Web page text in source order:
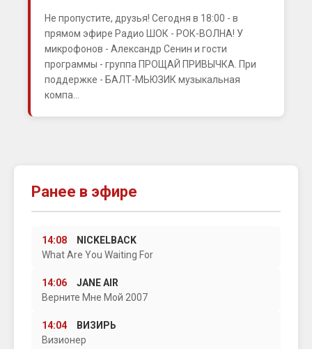
Не пропустите, друзья! Сегодня в 18:00 - в
прямом эфире Радио ШОК - РОК-ВОЛНА! У
микрофонов - Александр Сенин и гости
программы - группа ПРОЩАЙ ПРИВЫЧКА. При
поддержке - БАЛТ-МЬЮЗИК музыкальная
компа...
Ранее в эфире
14:08
NICKELBACK
What Are You Waiting For
14:06
JANE AIR
Верните Мне Мой 2007
14:04
ВИЗИРЬ
Визионер